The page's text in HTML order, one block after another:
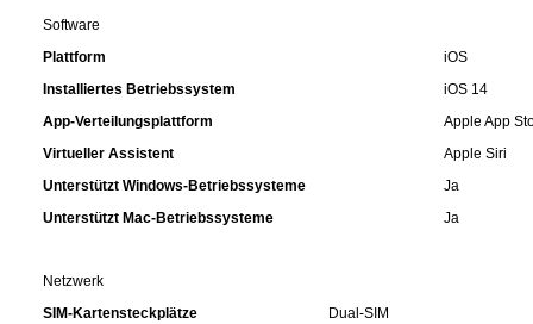
Körperpflege
Küchenzubehör
Limonaden
Marinierte / geräucherte Fische
Mehl / Griess / Stärke / Getreide
Software
Plattform
iOS
Installiertes Betriebssystem
iOS 14
App-Verteilungsplattform
Apple App
Virtueller Assistent
Apple Siri
Unterstützt Windows-Betriebssysteme
Ja
Unterstützt Mac-Betriebssysteme
Ja
Netzwerk
SIM-Kartensteckplätze
Dual-SIM